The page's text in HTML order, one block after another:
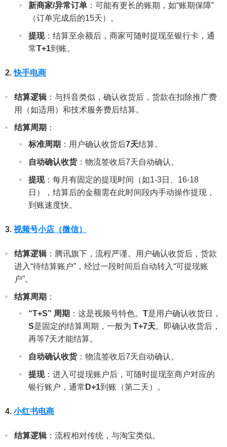
新商家/异常订单 ：可能有更长的账期，如“账期保障”
（订单完成后的15天）。
提现：结算至余额后，商家可随时提现至银行卡，通
常T+1到账。
2.快手电商
结算逻辑：与抖音类似，确认收货后，货款在扣除推广费
用（如适用）和技术服务费后结算。
结算周期 ：
标准周期 ：用户确认收货后7天结算。
自动确认收货：物流签收后7天自动确认。
提现：每月有固定的提现时间（如1-3日、16-18
日），结算后的金额需在此时间段内手动操作提现，
到账速度快。
3. 视频号小店（微信）
结算逻辑：腾讯旗下，流程严谨。用户确认收货后，货款
进入“待结算账户”，经过一段时间后自动转入“可提现账
户”。
结算周期 ：
“T+S” 周期 ：这是视频号特色。 T是用户确认收货日，
S是固定的结算周期，一般为 T+7天。即确认收货后，
再等7天才能结算。
自动确认收货：物流签收后7天自动确认。
提现：进入可提现账户后，可随时提现至商户对应的
银行账户，通常 D+1到账（第二天）。
4. 小红书电商
结算逻辑：流程相对传统，与淘宝类似。